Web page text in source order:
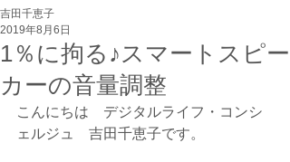
1％に拘る♪スマートスピー
カーの音量調整
吉田千恵子
2019年8月6日
こんにちは　デジタルライフ・コンシ
ェルジュ　吉田千恵子です。